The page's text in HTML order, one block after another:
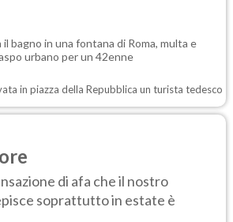
il bagno in una fontana di Roma, multa e
urbano per un 42enne
in piazza della Repubblica un turista tedesco
di afa che il nostro
soprattutto in estate è